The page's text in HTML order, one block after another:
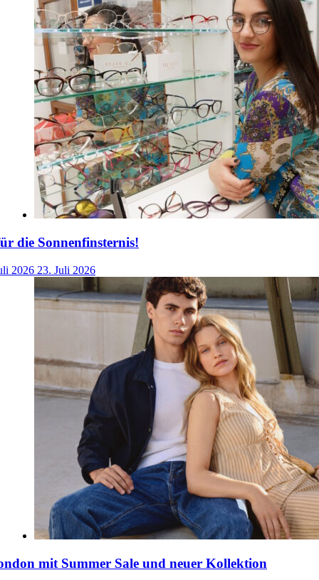
die Sonnenfinsternis!
2026 23. Juli 2026
mit Summer Sale und neuer Kollektion